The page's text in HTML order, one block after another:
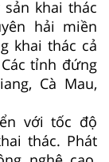
khai thác
hải miền
khai thác cả
tỉnh đứng
Cà Mau,
với tốc độ
thác. Phát